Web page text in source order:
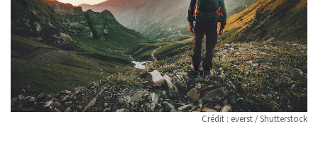
Crédit : everst / Shutterstock